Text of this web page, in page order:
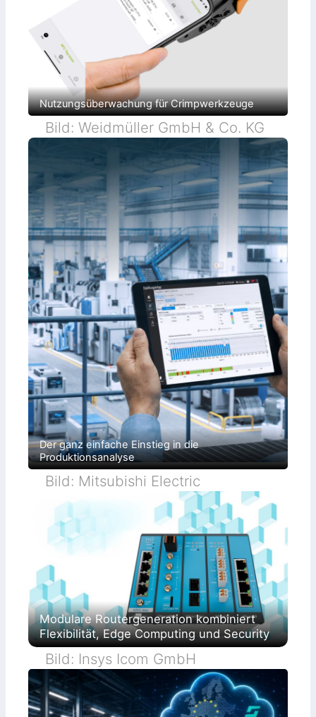
Nutzungsüberwachung für Crimpwerkzeuge
Bild: Weidmüller GmbH & Co. KG
Der ganz einfache Einstieg in die
Produktionsanalyse
Bild: Mitsubishi Electric
Modulare Routergeneration kombiniert
Flexibilität, Edge Computing und Security
Bild: Insys Icom GmbH